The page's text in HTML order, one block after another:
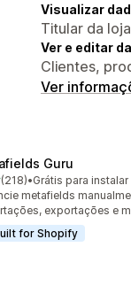
Visualizar
Titular da
Ver e editar
Clientes,
Ver
Guru
5 estrelas
(218) ao todo
•Grátis para instalar
metafields
exportações e
for Shopify